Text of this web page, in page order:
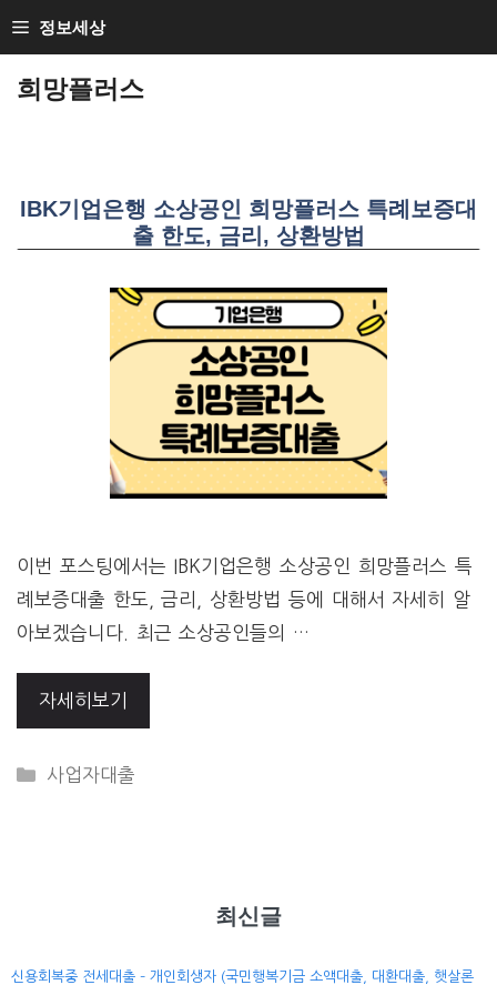
CONTENT
정보세상
희망플러스
IBK기업은행 소상공인 희망플러스 특례보증대
출 한도, 금리, 상환방법
이번 포스팅에서는 IBK기업은행 소상공인 희망플러스 특
례보증대출 한도, 금리, 상환방법 등에 대해서 자세히 알
아보겠습니다. 최근 소상공인들의 …
자세히보기
CATEGORIES
사업자대출
최신글
신용회복중 전세대출 – 개인회생자 (국민행복기금 소액대출, 대환대출, 햇살론